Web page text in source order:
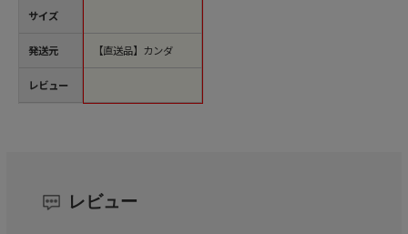
サイズ
発送元
レビュー
【直送品】カンダ
レビュー